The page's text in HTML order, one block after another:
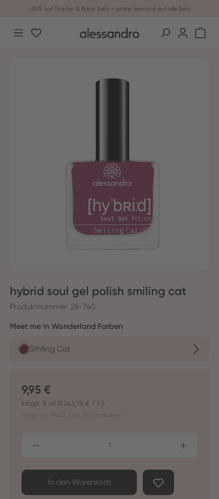
Zum Hauptinhalt springen
-20% auf Starter & Basic Sets + gratis Versand auf alle Sets
Du hast 0 Produkte auf dem Merkzettel
hybrid soul gel polish smiling cat
Produktnummer: 28-740
Meet me in Wonderland Farben
Smiling Cat
Regulärer Preis:
9,95 €
Inhalt: 8 ml (1.243,75 € / 1 l)
Preise inkl. MwSt. zzgl. Versandkosten
Produkt Anzahl: Gib den gewünschten
In den Warenkorb